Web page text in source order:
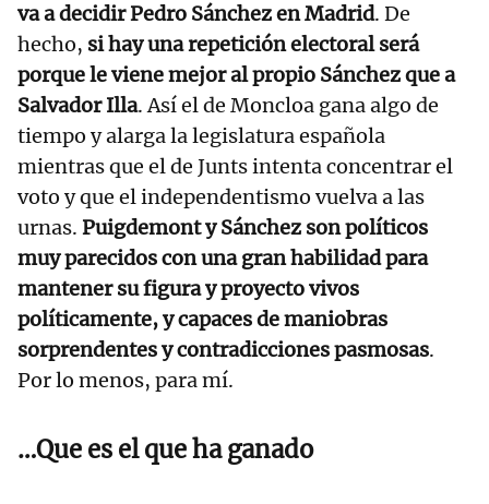
va a decidir Pedro Sánchez en Madrid. De
hecho, si hay una repetición electoral será
porque le viene mejor al propio Sánchez que a
Salvador Illa. Así el de Moncloa gana algo de
tiempo y alarga la legislatura española
mientras que el de Junts intenta concentrar el
voto y que el independentismo vuelva a las
urnas. Puigdemont y Sánchez son políticos
muy parecidos con una gran habilidad para
mantener su figura y proyecto vivos
políticamente, y capaces de maniobras
sorprendentes y contradicciones pasmosas.
Por lo menos, para mí.
…Que es el que ha ganado